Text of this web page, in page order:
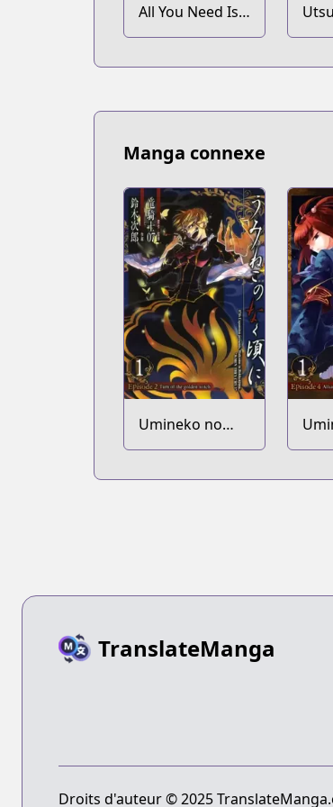
All You Need Is
Kill
to
Manga connexe
Umineko no
Naku Koro ni -
TranslateManga
Droits d'auteur © 2025